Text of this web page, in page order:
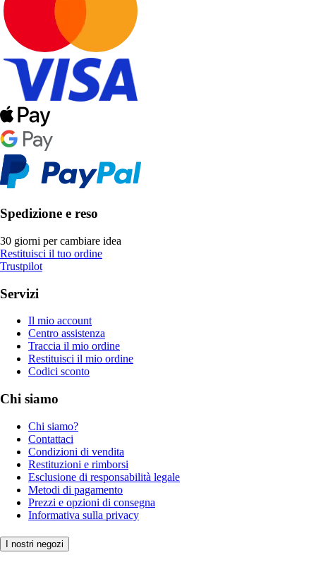
Spedizione e reso
30 giorni per cambiare idea
Restituisci il tuo ordine
Trustpilot
Servizi
Il mio account
Centro assistenza
Traccia il mio ordine
Restituisci il mio ordine
Codici sconto
Chi siamo
Chi siamo?
Contattaci
Condizioni di vendita
Restituzioni e rimborsi
Esclusione di responsabilità legale
Metodi di pagamento
Prezzi e opzioni di consegna
Informativa sulla privacy
I nostri negozi